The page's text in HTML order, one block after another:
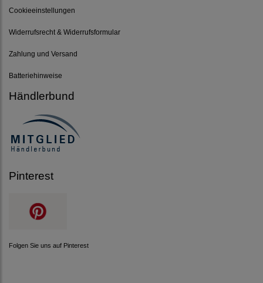
Cookieeinstellungen
Widerrufsrecht & Widerrufsformular
Zahlung und Versand
Batteriehinweise
Händlerbund
Pinterest
Folgen Sie uns auf Pinterest